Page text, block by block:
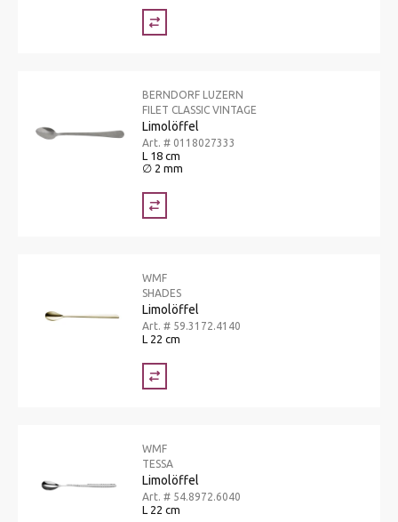
BERNDORF LUZERN
FILET CLASSIC VINTAGE
Limolöffel
Art. # 0118027333
L 18 cm
∅ 2 mm
WMF
SHADES
Limolöffel
Art. # 59.3172.4140
L 22 cm
WMF
TESSA
Limolöffel
Art. # 54.8972.6040
L 22 cm